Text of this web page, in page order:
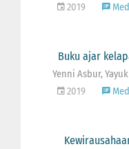
2019
Buku ajar
Yenni Asbur,
2019